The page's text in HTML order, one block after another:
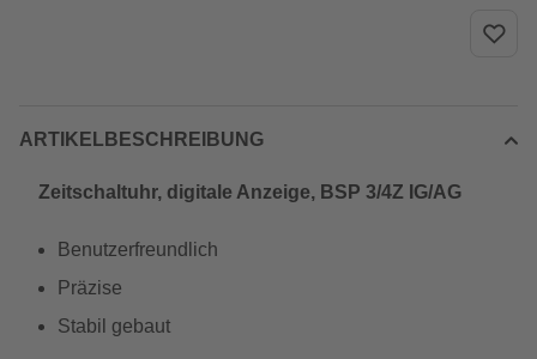
ARTIKELBESCHREIBUNG
Zeitschaltuhr, digitale Anzeige, BSP 3/4Z IG/AG
Benutzerfreundlich
Präzise
Stabil gebaut